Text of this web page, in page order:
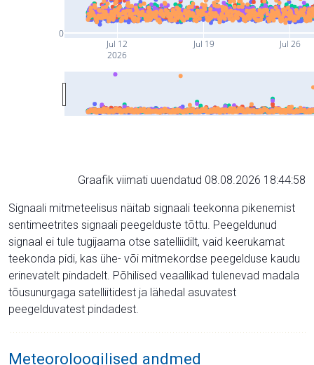
Jul 12
2026
Jul 19 Jul 26
0
Graafik viimati uuendatud 08.08.2026 18:44:58
Signaali mitmeteelisus näitab signaali teekonna pikenemist
sentimeetrites signaali peegelduste tõttu. Peegeldunud
signaal ei tule tugijaama otse satelliidilt, vaid keerukamat
teekonda pidi, kas ühe- või mitmekordse peegelduse kaudu
erinevatelt pindadelt. Põhilised veaallikad tulenevad madala
tõusunurgaga satelliitidest ja lähedal asuvatest
peegelduvatest pindadest.
Meteoroloogilised andmed